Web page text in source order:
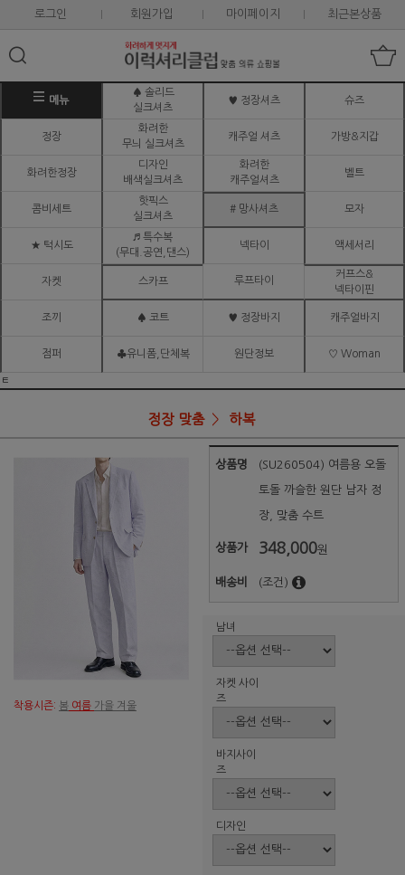
로그인 회원가입 마이페이지 최근본상품
메뉴
♠ 솔리드
실크셔츠
♥ 정장셔츠 슈즈
정장
화려한
무늬 실크셔츠
캐주얼 셔츠 가방&지갑
화려한정장
디자인
배색실크셔츠
화려한
캐주얼셔츠
벨트
콤비세트
핫픽스
실크셔츠
# 망사셔츠 모자
★ 턱시도
♬ 특수복
(무대.공연,댄스)
넥타이 액세서리
자켓 스카프 루프타이
커프스&
넥타이핀
조끼 ♠ 코트 ♥ 정장바지 캐주얼바지
점퍼 ♣유니폼,단체복 원단정보 ♡ Woman
ㅌ
정장 맞춤 하복
착용시즌: 봄 여름 가을 겨울
상품명 (SU260504) 여름용 오돌
토돌 까슬한 원단 남자 정
장, 맞춤 수트
상품가 348,000원
배송비 (조건)
남녀
자켓 사이
즈
바지사이
즈
디자인